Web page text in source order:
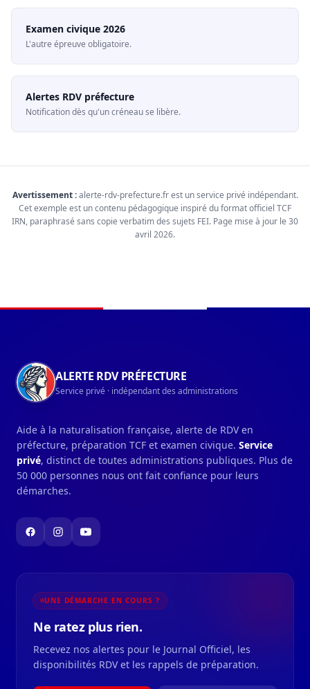
Examen civique 2026
L'autre épreuve obligatoire.
Alertes RDV préfecture
Notification dès qu'un créneau se libère.
Avertissement :alerte-rdv-prefecture.fr est un service privé indépendant.
Cet exemple est un contenu pédagogique inspiré du format officiel TCF
IRN, paraphrasé sans copie verbatim des sujets FEI. Page mise à jour le 30
avril 2026.
ALERTE RDV PRÉFECTURE
Service privé · indépendant des administrations
Aide à la naturalisation française, alerte de RDV en
préfecture, préparation TCF et examen civique. Service
privé, distinct de toutes administrations publiques. Plus de
50 000 personnes nous ont fait confiance pour leurs
démarches.
UNE DÉMARCHE EN COURS ?
Ne ratez plus rien.
Recevez nos alertes pour le Journal Officiel, les
disponibilités RDV et les rappels de préparation.